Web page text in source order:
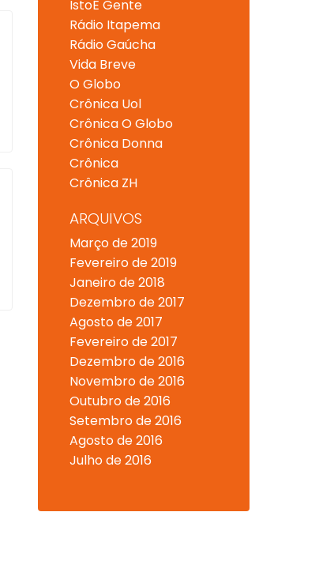
IstoÉ Gente
Rádio Itapema
Rádio Gaúcha
Vida Breve
O Globo
Crônica Uol
Crônica O Globo
Crônica Donna
Crônica
Crônica ZH
ARQUIVOS
Março de 2019
Fevereiro de 2019
Janeiro de 2018
Dezembro de 2017
Agosto de 2017
Fevereiro de 2017
Dezembro de 2016
Novembro de 2016
Outubro de 2016
Setembro de 2016
Agosto de 2016
Julho de 2016